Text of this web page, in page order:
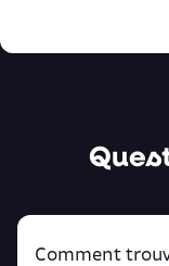
Comment